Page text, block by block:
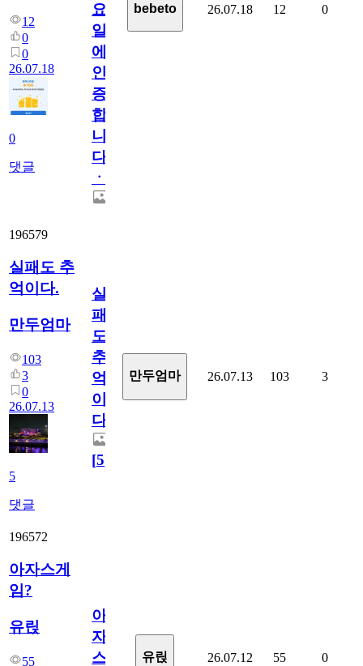
12
0
0
26.07.18
0
댓글
요
일
에
인
증
합
니
다
ㆍ
bebeto 26.07.18 12 0
196579
실패도 추
억이다.
만두엄마
103
3
0
26.07.13
5
댓글
실
패
도
추
억
이
다.
[5]
만두엄마 26.07.13 103 3
196572
아자스게
임?
유릱
55
아
자
스
유릱 26.07.12 55 0